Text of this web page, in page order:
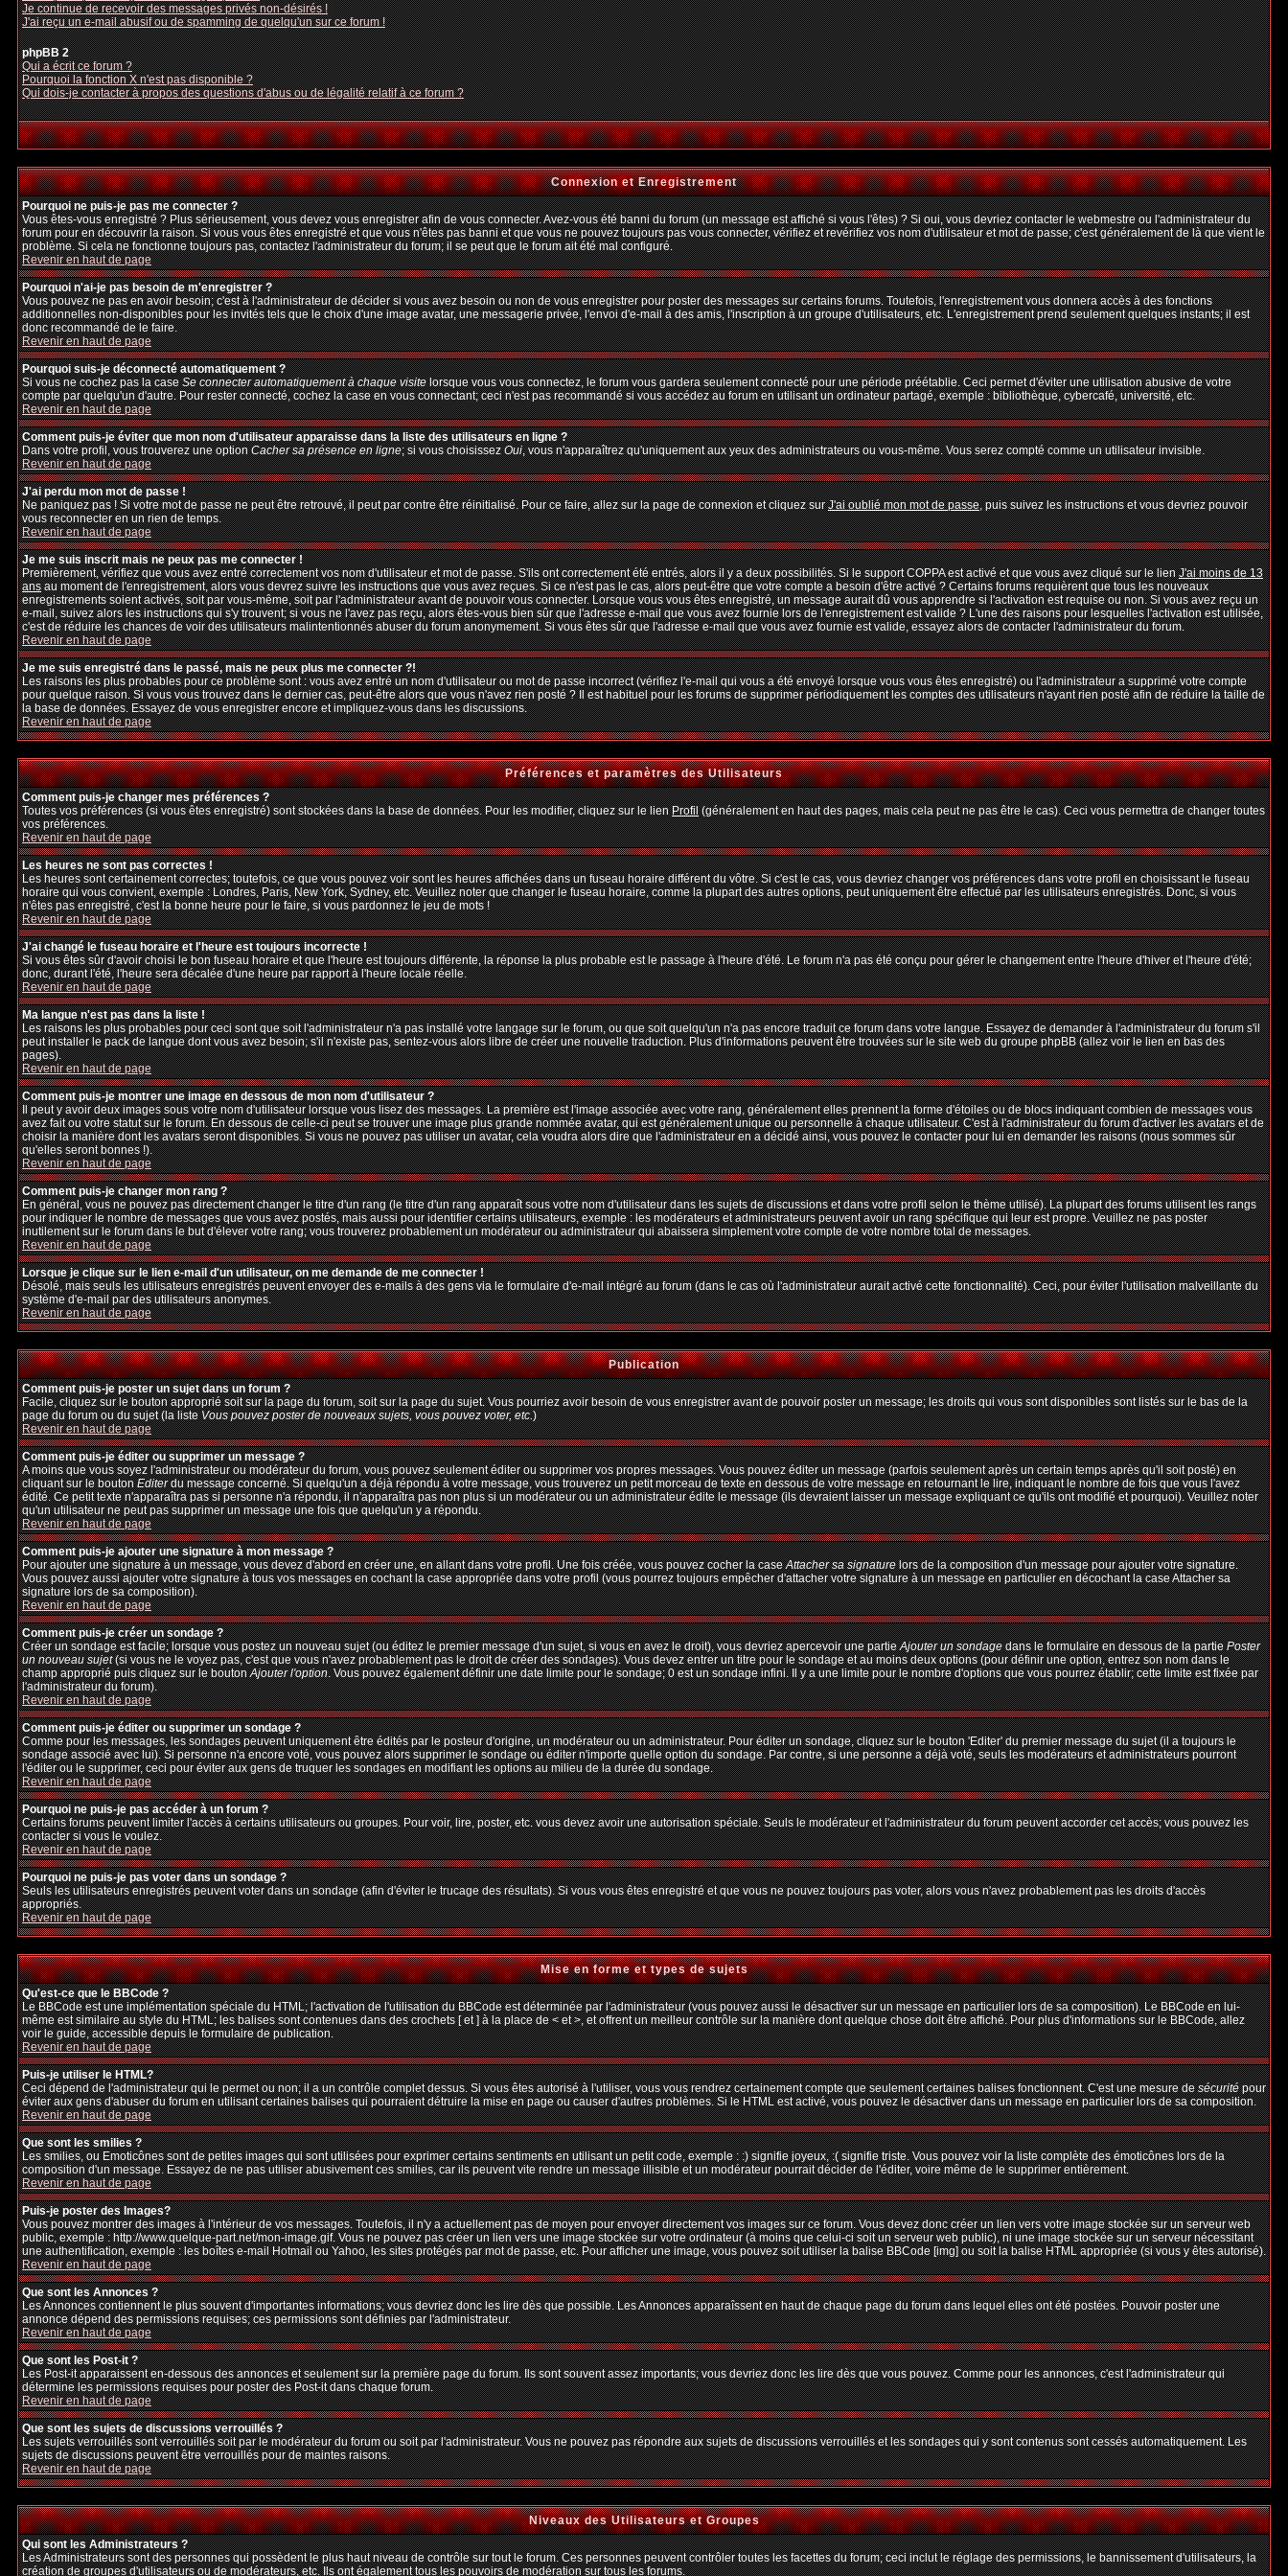
Je continue de recevoir des messages privés non-désirés !
J'ai reçu un e-mail abusif ou de spamming de quelqu'un sur ce forum !
phpBB 2
Qui a écrit ce forum ?
Pourquoi la fonction X n'est pas disponible ?
Qui dois-je contacter à propos des questions d'abus ou de légalité relatif à ce forum ?
Connexion et Enregistrement
Pourquoi ne puis-je pas me connecter ?
Vous êtes-vous enregistré ? Plus sérieusement, vous devez vous enregistrer afin de vous connecter. Avez-vous été banni du forum (un message est affiché si vous l'êtes) ? Si oui, vous devriez contacter le webmestre ou l'administrateur du
forum pour en découvrir la raison. Si vous vous êtes enregistré et que vous n'êtes pas banni et que vous ne pouvez toujours pas vous connecter, vérifiez et revérifiez vos nom d'utilisateur et mot de passe; c'est généralement de là que vient le
problème. Si cela ne fonctionne toujours pas, contactez l'administrateur du forum; il se peut que le forum ait été mal configuré.
Revenir en haut de page
Pourquoi n'ai-je pas besoin de m'enregistrer ?
Vous pouvez ne pas en avoir besoin; c'est à l'administrateur de décider si vous avez besoin ou non de vous enregistrer pour poster des messages sur certains forums. Toutefois, l'enregistrement vous donnera accès à des fonctions
additionnelles non-disponibles pour les invités tels que le choix d'une image avatar, une messagerie privée, l'envoi d'e-mail à des amis, l'inscription à un groupe d'utilisateurs, etc. L'enregistrement prend seulement quelques instants; il est
donc recommandé de le faire.
Revenir en haut de page
Pourquoi suis-je déconnecté automatiquement ?
Si vous ne cochez pas la caseSe connecter automatiquement à chaque visitelorsque vous vous connectez, le forum vous gardera seulement connecté pour une période préétablie. Ceci permet d'éviter une utilisation abusive de votre
compte par quelqu'un d'autre. Pour rester connecté, cochez la case en vous connectant; ceci n'est pas recommandé si vous accédez au forum en utilisant un ordinateur partagé, exemple : bibliothèque, cybercafé, université, etc.
Revenir en haut de page
Comment puis-je éviter que mon nom d'utilisateur apparaisse dans la liste des utilisateurs en ligne ?
Dans votre profil, vous trouverez une optionCacher sa présence en ligne; si vous choisissezOui, vous n'apparaîtrez qu'uniquement aux yeux des administrateurs ou vous-même. Vous serez compté comme un utilisateur invisible.
Revenir en haut de page
J'ai perdu mon mot de passe !
Ne paniquez pas ! Si votre mot de passe ne peut être retrouvé, il peut par contre être réinitialisé. Pour ce faire, allez sur la page de connexion et cliquez surJ'ai oublié mon mot de passe, puis suivez les instructions et vous devriez pouvoir
vous reconnecter en un rien de temps.
Revenir en haut de page
Je me suis inscrit mais ne peux pas me connecter !
Premièrement, vérifiez que vous avez entré correctement vos nom d'utilisateur et mot de passe. S'ils ont correctement été entrés, alors il y a deux possibilités. Si le support COPPA est activé et que vous avez cliqué sur le lienJ'ai moins de 13
ansau moment de l'enregistrement, alors vous devrez suivre les instructions que vous avez reçues. Si ce n'est pas le cas, alors peut-être que votre compte a besoin d'être activé ? Certains forums requièrent que tous les nouveaux
enregistrements soient activés, soit par vous-même, soit par l'administrateur avant de pouvoir vous connecter. Lorsque vous vous êtes enregistré, un message aurait dû vous apprendre si l'activation est requise ou non. Si vous avez reçu un
e-mail, suivez alors les instructions qui s'y trouvent; si vous ne l'avez pas reçu, alors êtes-vous bien sûr que l'adresse e-mail que vous avez fournie lors de l'enregistrement est valide ? L'une des raisons pour lesquelles l'activation est utilisée,
c'est de réduire les chances de voir des utilisateurs malintentionnés abuser du forum anonymement. Si vous êtes sûr que l'adresse e-mail que vous avez fournie est valide, essayez alors de contacter l'administrateur du forum.
Revenir en haut de page
Je me suis enregistré dans le passé, mais ne peux plus me connecter ?!
Les raisons les plus probables pour ce problème sont : vous avez entré un nom d'utilisateur ou mot de passe incorrect (vérifiez l'e-mail qui vous a été envoyé lorsque vous vous êtes enregistré) ou l'administrateur a supprimé votre compte
pour quelque raison. Si vous vous trouvez dans le dernier cas, peut-être alors que vous n'avez rien posté ? Il est habituel pour les forums de supprimer périodiquement les comptes des utilisateurs n'ayant rien posté afin de réduire la taille de
la base de données. Essayez de vous enregistrer encore et impliquez-vous dans les discussions.
Revenir en haut de page
Préférences et paramètres des Utilisateurs
Comment puis-je changer mes préférences ?
Toutes vos préférences (si vous êtes enregistré) sont stockées dans la base de données. Pour les modifier, cliquez sur le lienProfil(généralement en haut des pages, mais cela peut ne pas être le cas). Ceci vous permettra de changer toutes
vos préférences.
Revenir en haut de page
Les heures ne sont pas correctes !
Les heures sont certainement correctes; toutefois, ce que vous pouvez voir sont les heures affichées dans un fuseau horaire différent du vôtre. Si c'est le cas, vous devriez changer vos préférences dans votre profil en choisissant le fuseau
horaire qui vous convient, exemple : Londres, Paris, New York, Sydney, etc. Veuillez noter que changer le fuseau horaire, comme la plupart des autres options, peut uniquement être effectué par les utilisateurs enregistrés. Donc, si vous
n'êtes pas enregistré, c'est la bonne heure pour le faire, si vous pardonnez le jeu de mots !
Revenir en haut de page
J'ai changé le fuseau horaire et l'heure est toujours incorrecte !
Si vous êtes sûr d'avoir choisi le bon fuseau horaire et que l'heure est toujours différente, la réponse la plus probable est le passage à l'heure d'été. Le forum n'a pas été conçu pour gérer le changement entre l'heure d'hiver et l'heure d'été;
donc, durant l'été, l'heure sera décalée d'une heure par rapport à l'heure locale réelle.
Revenir en haut de page
Ma langue n'est pas dans la liste !
Les raisons les plus probables pour ceci sont que soit l'administrateur n'a pas installé votre langage sur le forum, ou que soit quelqu'un n'a pas encore traduit ce forum dans votre langue. Essayez de demander à l'administrateur du forum s'il
peut installer le pack de langue dont vous avez besoin; s'il n'existe pas, sentez-vous alors libre de créer une nouvelle traduction. Plus d'informations peuvent être trouvées sur le site web du groupe phpBB (allez voir le lien en bas des
pages).
Revenir en haut de page
Comment puis-je montrer une image en dessous de mon nom d'utilisateur ?
Il peut y avoir deux images sous votre nom d'utilisateur lorsque vous lisez des messages. La première est l'image associée avec votre rang, généralement elles prennent la forme d'étoiles ou de blocs indiquant combien de messages vous
avez fait ou votre statut sur le forum. En dessous de celle-ci peut se trouver une image plus grande nommée avatar, qui est généralement unique ou personnelle à chaque utilisateur. C'est à l'administrateur du forum d'activer les avatars et de
choisir la manière dont les avatars seront disponibles. Si vous ne pouvez pas utiliser un avatar, cela voudra alors dire que l'administrateur en a décidé ainsi, vous pouvez le contacter pour lui en demander les raisons (nous sommes sûr
qu'elles seront bonnes !).
Revenir en haut de page
Comment puis-je changer mon rang ?
En général, vous ne pouvez pas directement changer le titre d'un rang (le titre d'un rang apparaît sous votre nom d'utilisateur dans les sujets de discussions et dans votre profil selon le thème utilisé). La plupart des forums utilisent les rangs
pour indiquer le nombre de messages que vous avez postés, mais aussi pour identifier certains utilisateurs, exemple : les modérateurs et administrateurs peuvent avoir un rang spécifique qui leur est propre. Veuillez ne pas poster
inutilement sur le forum dans le but d'élever votre rang; vous trouverez probablement un modérateur ou administrateur qui abaissera simplement votre compte de votre nombre total de messages.
Revenir en haut de page
Lorsque je clique sur le lien e-mail d'un utilisateur, on me demande de me connecter !
Désolé, mais seuls les utilisateurs enregistrés peuvent envoyer des e-mails à des gens via le formulaire d'e-mail intégré au forum (dans le cas où l'administrateur aurait activé cette fonctionnalité). Ceci, pour éviter l'utilisation malveillante du
système d'e-mail par des utilisateurs anonymes.
Revenir en haut de page
Publication
Comment puis-je poster un sujet dans un forum ?
Facile, cliquez sur le bouton approprié soit sur la page du forum, soit sur la page du sujet. Vous pourriez avoir besoin de vous enregistrer avant de pouvoir poster un message; les droits qui vous sont disponibles sont listés sur le bas de la
page du forum ou du sujet (la listeVous pouvez poster de nouveaux sujets, vous pouvez voter, etc.)
Revenir en haut de page
Comment puis-je éditer ou supprimer un message ?
A moins que vous soyez l'administrateur ou modérateur du forum, vous pouvez seulement éditer ou supprimer vos propres messages. Vous pouvez éditer un message (parfois seulement après un certain temps après qu'il soit posté) en
cliquant sur le boutonEditerdu message concerné. Si quelqu'un a déjà répondu à votre message, vous trouverez un petit morceau de texte en dessous de votre message en retournant le lire, indiquant le nombre de fois que vous l'avez
édité. Ce petit texte n'apparaîtra pas si personne n'a répondu, il n'apparaîtra pas non plus si un modérateur ou un administrateur édite le message (ils devraient laisser un message expliquant ce qu'ils ont modifié et pourquoi). Veuillez noter
qu'un utilisateur ne peut pas supprimer un message une fois que quelqu'un y a répondu.
Revenir en haut de page
Comment puis-je ajouter une signature à mon message ?
Pour ajouter une signature à un message, vous devez d'abord en créer une, en allant dans votre profil. Une fois créée, vous pouvez cocher la caseAttacher sa signaturelors de la composition d'un message pour ajouter votre signature.
Vous pouvez aussi ajouter votre signature à tous vos messages en cochant la case appropriée dans votre profil (vous pourrez toujours empêcher d'attacher votre signature à un message en particulier en décochant la case Attacher sa
signature lors de sa composition).
Revenir en haut de page
Comment puis-je créer un sondage ?
Créer un sondage est facile; lorsque vous postez un nouveau sujet (ou éditez le premier message d'un sujet, si vous en avez le droit), vous devriez apercevoir une partieAjouter un sondagedans le formulaire en dessous de la partiePoster
un nouveau sujet(si vous ne le voyez pas, c'est que vous n'avez probablement pas le droit de créer des sondages). Vous devez entrer un titre pour le sondage et au moins deux options (pour définir une option, entrez son nom dans le
champ approprié puis cliquez sur le boutonAjouter l'option. Vous pouvez également définir une date limite pour le sondage; 0 est un sondage infini. Il y a une limite pour le nombre d'options que vous pourrez établir; cette limite est fixée par
l'administrateur du forum).
Revenir en haut de page
Comment puis-je éditer ou supprimer un sondage ?
Comme pour les messages, les sondages peuvent uniquement être édités par le posteur d'origine, un modérateur ou un administrateur. Pour éditer un sondage, cliquez sur le bouton 'Editer' du premier message du sujet (il a toujours le
sondage associé avec lui). Si personne n'a encore voté, vous pouvez alors supprimer le sondage ou éditer n'importe quelle option du sondage. Par contre, si une personne a déjà voté, seuls les modérateurs et administrateurs pourront
l'éditer ou le supprimer, ceci pour éviter aux gens de truquer les sondages en modifiant les options au milieu de la durée du sondage.
Revenir en haut de page
Pourquoi ne puis-je pas accéder à un forum ?
Certains forums peuvent limiter l'accès à certains utilisateurs ou groupes. Pour voir, lire, poster, etc. vous devez avoir une autorisation spéciale. Seuls le modérateur et l'administrateur du forum peuvent accorder cet accès; vous pouvez les
contacter si vous le voulez.
Revenir en haut de page
Pourquoi ne puis-je pas voter dans un sondage ?
Seuls les utilisateurs enregistrés peuvent voter dans un sondage (afin d'éviter le trucage des résultats). Si vous vous êtes enregistré et que vous ne pouvez toujours pas voter, alors vous n'avez probablement pas les droits d'accès
appropriés.
Revenir en haut de page
Mise en forme et types de sujets
Qu'est-ce que le BBCode ?
Le BBCode est une implémentation spéciale du HTML; l'activation de l'utilisation du BBCode est déterminée par l'administrateur (vous pouvez aussi le désactiver sur un message en particulier lors de sa composition). Le BBCode en lui-
même est similaire au style du HTML; les balises sont contenues dans des crochets [ et ] à la place de < et >, et offrent un meilleur contrôle sur la manière dont quelque chose doit être affiché. Pour plus d'informations sur le BBCode, allez
voir le guide, accessible depuis le formulaire de publication.
Revenir en haut de page
Puis-je utiliser le HTML?
Ceci dépend de l'administrateur qui le permet ou non; il a un contrôle complet dessus. Si vous êtes autorisé à l'utiliser, vous vous rendrez certainement compte que seulement certaines balises fonctionnent. C'est une mesure desécuritépour
éviter aux gens d'abuser du forum en utilisant certaines balises qui pourraient détruire la mise en page ou causer d'autres problèmes. Si le HTML est activé, vous pouvez le désactiver dans un message en particulier lors de sa composition.
Revenir en haut de page
Que sont les smilies ?
Les smilies, ou Emoticônes sont de petites images qui sont utilisées pour exprimer certains sentiments en utilisant un petit code, exemple : :) signifie joyeux, :( signifie triste. Vous pouvez voir la liste complète des émoticônes lors de la
composition d'un message. Essayez de ne pas utiliser abusivement ces smilies, car ils peuvent vite rendre un message illisible et un modérateur pourrait décider de l'éditer, voire même de le supprimer entièrement.
Revenir en haut de page
Puis-je poster des Images?
Vous pouvez montrer des images à l'intérieur de vos messages. Toutefois, il n'y a actuellement pas de moyen pour envoyer directement vos images sur ce forum. Vous devez donc créer un lien vers votre image stockée sur un serveur web
public, exemple : http://www.quelque-part.net/mon-image.gif. Vous ne pouvez pas créer un lien vers une image stockée sur votre ordinateur (à moins que celui-ci soit un serveur web public), ni une image stockée sur un serveur nécessitant
une authentification, exemple : les boîtes e-mail Hotmail ou Yahoo, les sites protégés par mot de passe, etc. Pour afficher une image, vous pouvez soit utiliser la balise BBCode [img] ou soit la balise HTML appropriée (si vous y êtes autorisé).
Revenir en haut de page
Que sont les Annonces ?
Les Annonces contiennent le plus souvent d'importantes informations; vous devriez donc les lire dès que possible. Les Annonces apparaîssent en haut de chaque page du forum dans lequel elles ont été postées. Pouvoir poster une
annonce dépend des permissions requises; ces permissions sont définies par l'administrateur.
Revenir en haut de page
Que sont les Post-it ?
Les Post-it apparaissent en-dessous des annonces et seulement sur la première page du forum. Ils sont souvent assez importants; vous devriez donc les lire dès que vous pouvez. Comme pour les annonces, c'est l'administrateur qui
détermine les permissions requises pour poster des Post-it dans chaque forum.
Revenir en haut de page
Que sont les sujets de discussions verrouillés ?
Les sujets verrouillés sont verrouillés soit par le modérateur du forum ou soit par l'administrateur. Vous ne pouvez pas répondre aux sujets de discussions verrouillés et les sondages qui y sont contenus sont cessés automatiquement. Les
sujets de discussions peuvent être verrouillés pour de maintes raisons.
Revenir en haut de page
Niveaux des Utilisateurs et Groupes
Qui sont les Administrateurs ?
Les Administrateurs sont des personnes qui possèdent le plus haut niveau de contrôle sur tout le forum. Ces personnes peuvent contrôler toutes les facettes du forum; ceci inclut le réglage des permissions, le bannissement d'utilisateurs, la
création de groupes d'utilisateurs ou de modérateurs, etc. Ils ont également tous les pouvoirs de modération sur tous les forums.